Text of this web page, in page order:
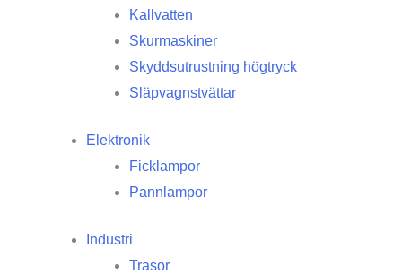
Kallvatten
Skurmaskiner
Skyddsutrustning högtryck
Släpvagnstvättar
Elektronik
Ficklampor
Pannlampor
Industri
Trasor